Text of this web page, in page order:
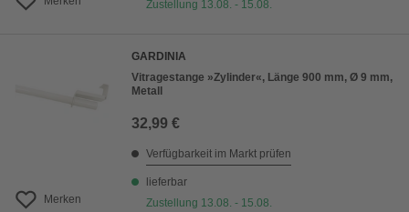
Zustellung 13.08. - 15.08.
Merken
GARDINIA
Vitragestange »Zylinder«, Länge 900 mm, Ø 9 mm,
Metall
32,99 €
Verfügbarkeit im Markt prüfen
lieferbar
Zustellung 13.08. - 15.08.